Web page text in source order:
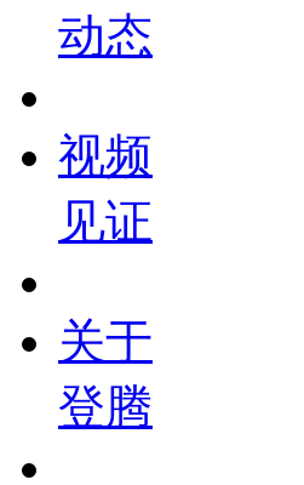
动态
视频
见证
关于
登腾